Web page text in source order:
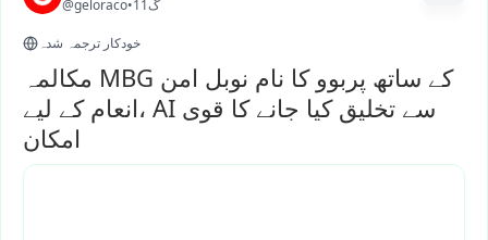
@geloraco• 11گ
خودکار ترجمہ شدہ
مکالمہ MBG کے ساتھ پربوو کا نام نوبل امن
انعام کے لیے، AI سے تخلیق کیا جانے کا قوی
امکان